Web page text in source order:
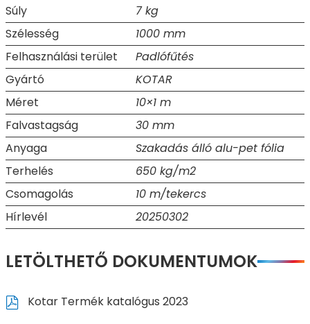
Súly
7 kg
Szélesség
1000 mm
Felhasználási terület
Padlófűtés
Gyártó
KOTAR
Méret
10×1 m
Falvastagság
30 mm
Anyaga
Szakadás álló alu-pet fólia
Terhelés
650 kg/m2
Csomagolás
10 m/tekercs
Hírlevél
20250302
LETÖLTHETŐ DOKUMENTUMOK
Kotar Termék katalógus 2023